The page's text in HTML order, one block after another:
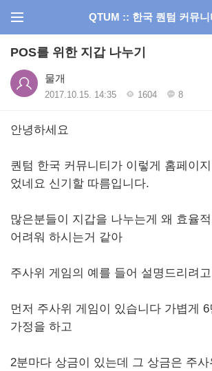
QTUM :: 한국 퀀텀 커뮤니
POS를 위한 지갑 나누기
물개
2017.10.15. 14:35 1604 8
안녕하세요
퀀텀 한국 커뮤니티가 이렇게 홈페이
었네요 신기할 따름입니다.
많은분들이 지갑을 나누는게 왜 효율
어려워 하시는거 같아
주사위 게임의 예를 들어 설명드리려
먼저 주사위 게임이 있습니다 가볍게
가정을 하고
2분마다 상금이 있는데 그 상금은 주